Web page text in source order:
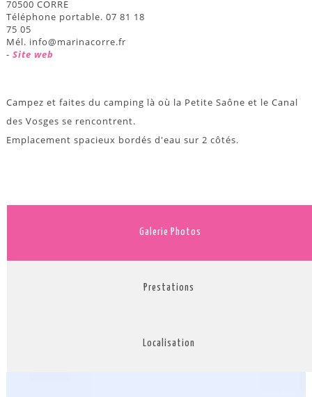
70500 CORRE
Téléphone portable. 07 81 18
75 05
Mél. info@marinacorre.fr
- Site web
Campez et faites du camping là où la Petite Saône et le Canal
des Vosges se rencontrent.
Emplacement spacieux bordés d'eau sur 2 côtés.
Galerie Photos
Prestations
Localisation